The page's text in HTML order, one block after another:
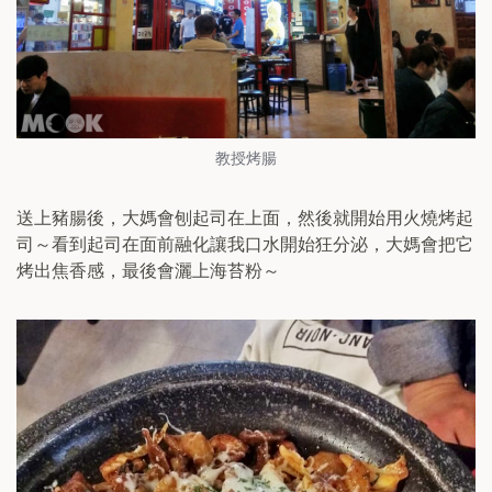
教授烤腸
送上豬腸後，大媽會刨起司在上面，然後就開始用火燒烤起
司～看到起司在面前融化讓我口水開始狂分泌，大媽會把它
烤出焦香感，最後會灑上海苔粉～